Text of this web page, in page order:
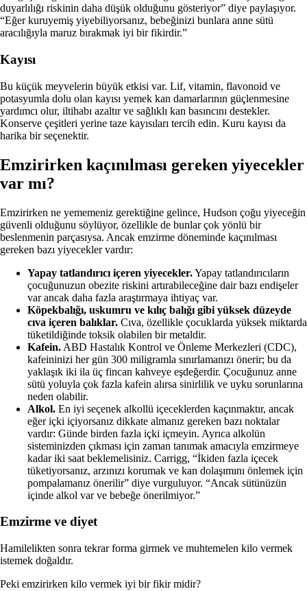
duyarlılığı riskinin daha düşük olduğunu gösteriyor” diye paylaşıyor.
“Eğer kuruyemiş yiyebiliyorsanız, bebeğinizi bunlara anne sütü
aracılığıyla maruz bırakmak iyi bir fikirdir.”
Kayısı
Bu küçük meyvelerin büyük etkisi var. Lif, vitamin, flavonoid ve
potasyumla dolu olan kayısı yemek kan damarlarının güçlenmesine
yardımcı olur, iltihabı azaltır ve sağlıklı kan basıncını destekler.
Konserve çeşitleri yerine taze kayısıları tercih edin. Kuru kayısı da
harika bir seçenektir.
Emzirirken kaçınılması gereken yiyecekler
var mı?
Emzirirken ne yememeniz gerektiğine gelince, Hudson çoğu yiyeceğin
güvenli olduğunu söylüyor, özellikle de bunlar çok yönlü bir
beslenmenin parçasıysa. Ancak emzirme döneminde kaçınılması
gereken bazı yiyecekler vardır:
Yapay tatlandırıcı içeren yiyecekler.Yapay tatlandırıcıların
çocuğunuzun obezite riskini artırabileceğine dair bazı endişeler
var ancak daha fazla araştırmaya ihtiyaç var.
Köpekbalığı, uskumru ve kılıç balığı gibi yüksek düzeyde
cıva içeren balıklar. Cıva, özellikle çocuklarda yüksek miktarda
tüketildiğinde toksik olabilen bir metaldir.
Kafein. ABD Hastalık Kontrol ve Önleme Merkezleri (CDC),
kafeininizi her gün 300 miligramla sınırlamanızı önerir; bu da
yaklaşık iki ila üç fincan kahveye eşdeğerdir. Çocuğunuz anne
sütü yoluyla çok fazla kafein alırsa sinirlilik ve uyku sorunlarına
neden olabilir.
Alkol. En iyi seçenek alkollü içeceklerden kaçınmaktır, ancak
eğer içki içiyorsanız dikkate almanız gereken bazı noktalar
vardır: Günde birden fazla içki içmeyin. Ayrıca alkolün
sisteminizden çıkması için zaman tanımak amacıyla emzirmeye
kadar iki saat beklemelisiniz. Carrigg, “İkiden fazla içecek
tüketiyorsanız, arzınızı korumak ve kan dolaşımını önlemek için
pompalamanız önerilir” diye vurguluyor. “Ancak sütünüzün
içinde alkol var ve bebeğe önerilmiyor.”
Emzirme ve diyet
Hamilelikten sonra tekrar forma girmek ve muhtemelen kilo vermek
istemek doğaldır.
Peki emzirirken kilo vermek iyi bir fikir midir?